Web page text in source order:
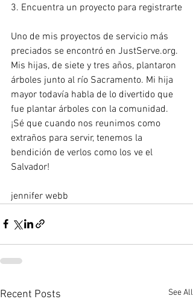
3. Encuentra un proyecto para registrarte
Uno de mis proyectos de servicio más
preciados se encontró en JustServe.org.
Mis hijas, de siete y tres años, plantaron
árboles junto al río Sacramento. Mi hija
mayor todavía habla de lo divertido que
fue plantar árboles con la comunidad.
¡Sé que cuando nos reunimos como
extraños para servir, tenemos la
bendición de verlos como los ve el
Salvador!
jennifer webb
Recent Posts See All